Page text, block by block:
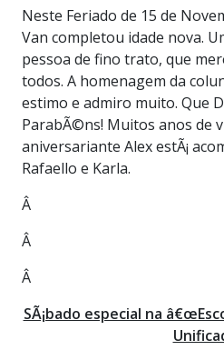
Neste Feriado de 15 de
Van completou idade nova.
pessoa de fino trato, que
todos. A homenagem da
estimo e admiro muito. Que
ParabÃ©ns! Muitos anos de
aniversariante Alex estÃ¡
Rafaello e Karla.
Â
Â
Â
SÃ¡bado especial na